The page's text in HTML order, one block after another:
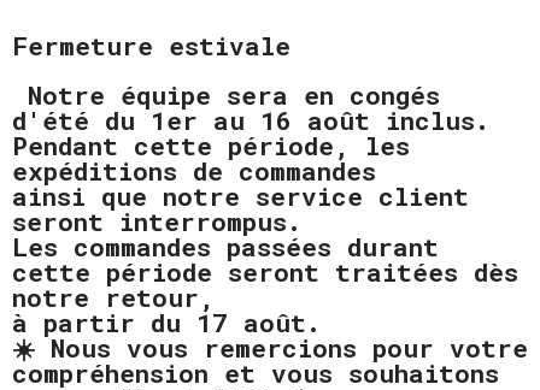
Fermeture estivale
Notre équipe sera en congés
d'été du 1er au 16 août inclus.
Pendant cette période, les
expéditions de commandes
ainsi que notre service client
seront interrompus.
Les commandes passées durant
cette période seront traitées dès
notre retour,
à partir du 17 août.
☀️ Nous vous remercions pour votre
compréhension et vous souhaitons